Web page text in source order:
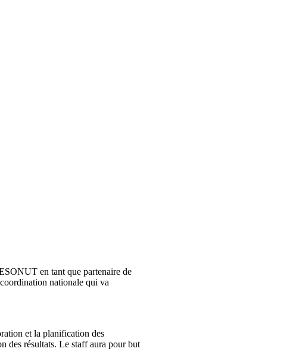
en tant que partenaire de
nationale qui va
et la planification des
des résultats. Le staff aura pour but